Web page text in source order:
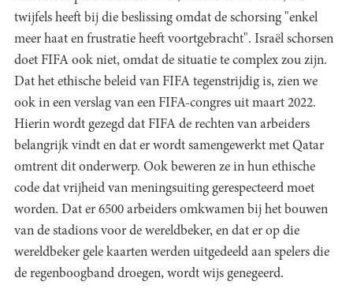
twijfels heeft bij die beslissing omdat de schorsing "enkel
meer haat en frustratie heeft voortgebracht". Israël schorsen
doet FIFA ook niet, omdat de situatie te complex zou zijn.
Dat het ethische beleid van FIFA tegenstrijdig is, zien we
ook in een verslag van een FIFA-congres uit maart 2022.
Hierin wordt gezegd dat FIFA de rechten van arbeiders
belangrijk vindt en dat er wordt samengewerkt met Qatar
omtrent dit onderwerp. Ook beweren ze in hun ethische
code dat vrijheid van meningsuiting gerespecteerd moet
worden. Dat er 6500 arbeiders omkwamen bij het bouwen
van de stadions voor de wereldbeker, en dat er op die
wereldbeker gele kaarten werden uitgedeeld aan spelers die
de regenboogband droegen, wordt wijs genegeerd.